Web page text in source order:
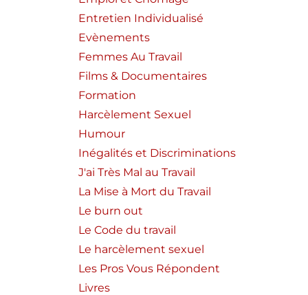
Entretien Individualisé
Evènements
Femmes Au Travail
Films & Documentaires
Formation
Harcèlement Sexuel
Humour
Inégalités et Discriminations
J'ai Très Mal au Travail
La Mise à Mort du Travail
Le burn out
Le Code du travail
Le harcèlement sexuel
Les Pros Vous Répondent
Livres